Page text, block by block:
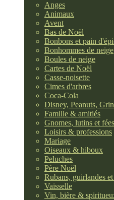
Anges
Animaux
Avent
Bas de Noël
Bonbons et pain
Bonhommes de neige
Boules de neige
Cartes de Noël
Casse-noisette
Cimes d'arbres
Coca-Cola
Disney, Peanuts,
Famille & amitiés
Gnomes, lutins et fées
Loisirs & professions
Mariage
Oiseaux & hiboux
Peluches
Père Noël
Rubans, guirlandes
Vaisselle
Vin, bière &